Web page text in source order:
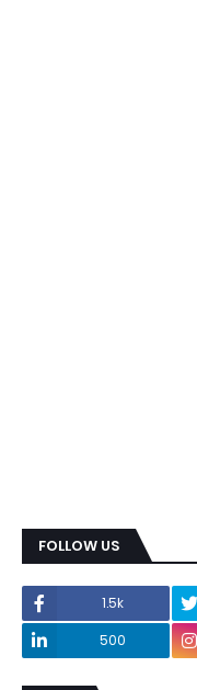
FOLLOW US
1.5k
500